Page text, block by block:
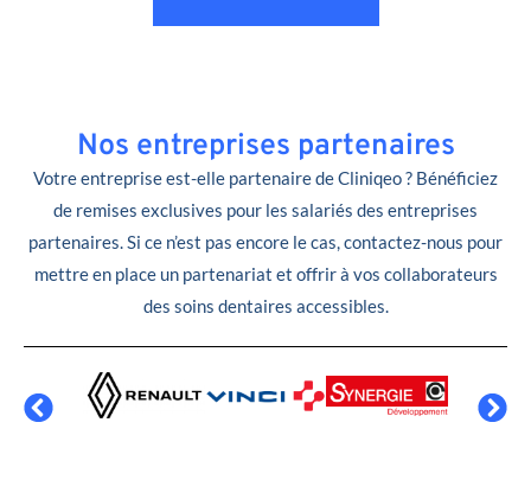
Nos entreprises partenaires
Votre entreprise est-elle partenaire de Cliniqeo ? Bénéficiez
de remises exclusives pour les salariés des entreprises
partenaires. Si ce n’est pas encore le cas, contactez-nous pour
mettre en place un partenariat et offrir à vos collaborateurs
des soins dentaires accessibles.